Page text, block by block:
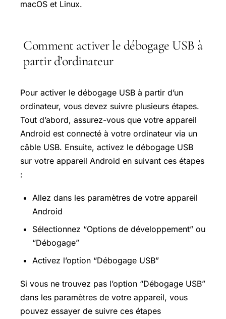
macOS et Linux.
Comment activer le débogage USB à
partir d’ordinateur
Pour activer le débogage USB à partir d’un
ordinateur, vous devez suivre plusieurs étapes.
Tout d’abord, assurez-vous que votre appareil
Android est connecté à votre ordinateur via un
câble USB. Ensuite, activez le débogage USB
sur votre appareil Android en suivant ces étapes
:
Allez dans les paramètres de votre appareil
Android
Sélectionnez “Options de développement” ou
“Débogage”
Activez l’option “Débogage USB”
Si vous ne trouvez pas l’option “Débogage USB”
dans les paramètres de votre appareil, vous
pouvez essayer de suivre ces étapes